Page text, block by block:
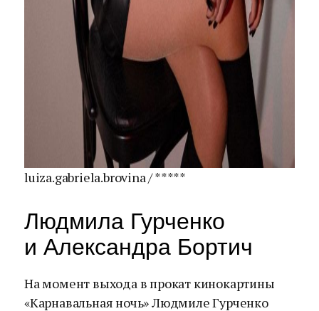
luiza.gabriela.brovina / *****
Людмила Гурченко
и Александра Бортич
На момент выхода в прокат кинокартины
«Карнавальная ночь» Людмиле Гурченко